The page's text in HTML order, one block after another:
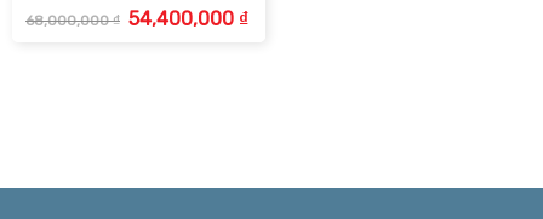
68,000,000₫ Giá
gốc
54,400,000 ₫Giá